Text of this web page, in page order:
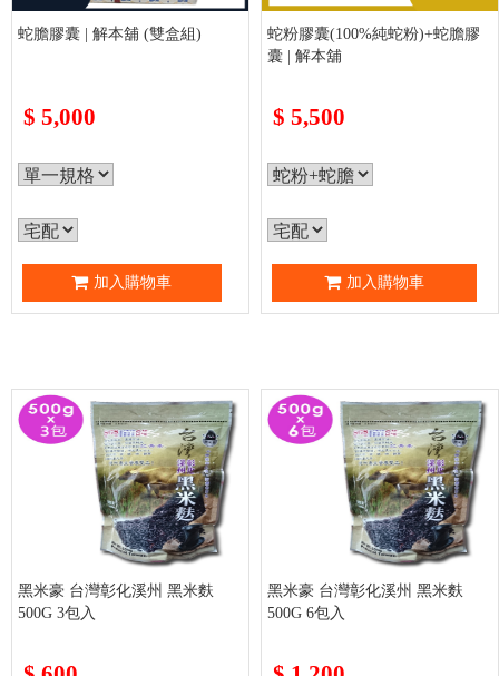
蛇膽膠囊 | 解本舖 (雙盒組)
$ 5,000
加入購物車
蛇粉膠囊(100%純蛇粉)+蛇膽膠
囊 | 解本舖
$ 5,500
加入購物車
黑米豪 台灣彰化溪州 黑米麩
500G 3包入
黑米豪 台灣彰化溪州 黑米麩
500G 6包入